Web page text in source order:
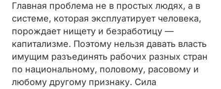
Главная проблема не в простых людях, а в
системе, которая эксплуатирует человека,
порождает нищету и безработицу —
капитализме. Поэтому нельзя давать власть
имущим разъединять рабочих разных стран
по национальному, половому, расовому и
любому другому признаку. Сила